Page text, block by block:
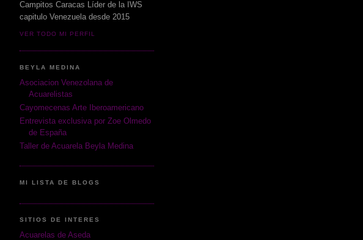
Campitos Caracas Líder de la IWS
capitulo Venezuela desde 2015
VER TODO MI PERFIL
BEYLA MEDINA
Asociacion Venezolana de
Acuarelistas
Cayomecenas Arte Iberoamericano
Entrevista exclusiva por Zoe Olmedo
de España
Taller de Acuarela Beyla Medina
MI LISTA DE BLOGS
SITIOS DE INTERES
Acuarelas de Aseda